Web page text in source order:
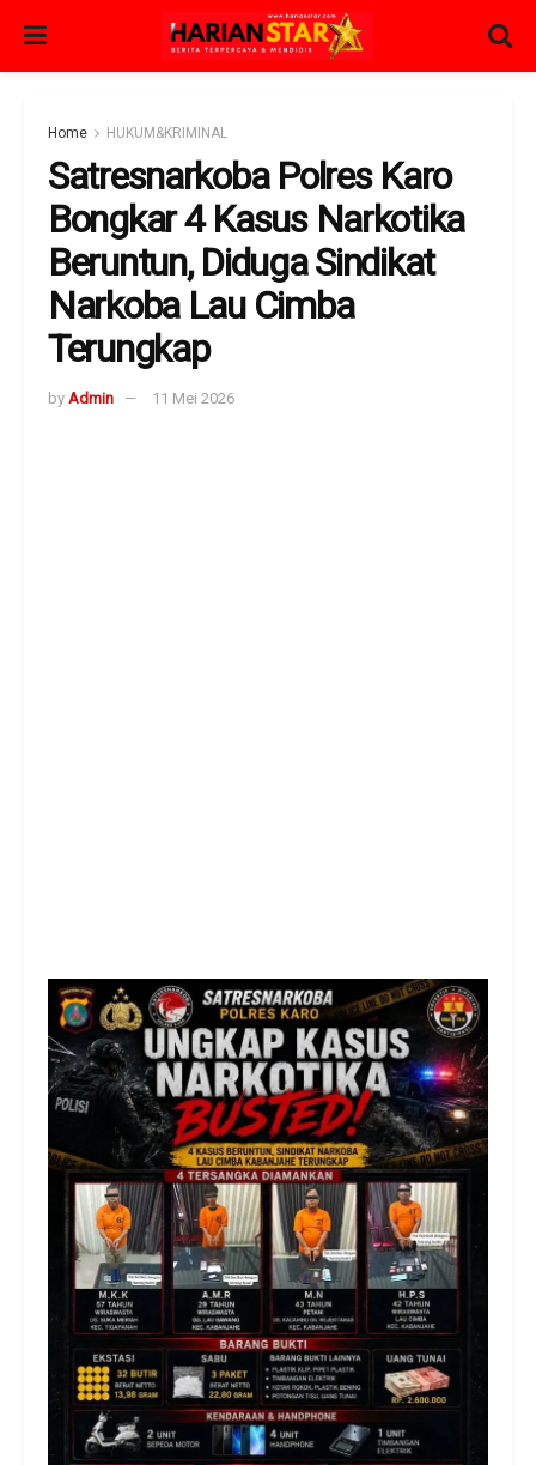
Home HUKUM&KRIMINAL
Satresnarkoba Polres Karo
Bongkar 4 Kasus Narkotika
Beruntun, Diduga Sindikat
Narkoba Lau Cimba
Terungkap
by Admin 11 Mei 2026